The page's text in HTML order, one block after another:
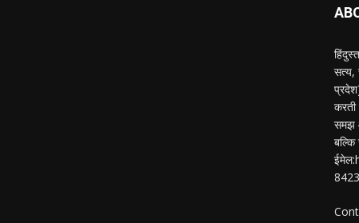
सत्य,
करती
समझ
बल्कि